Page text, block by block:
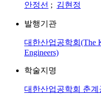
안정선 ; 김현정
발행기관
대한산업공학회(The
Engineers)
학술지명
대한산업공학회 춘